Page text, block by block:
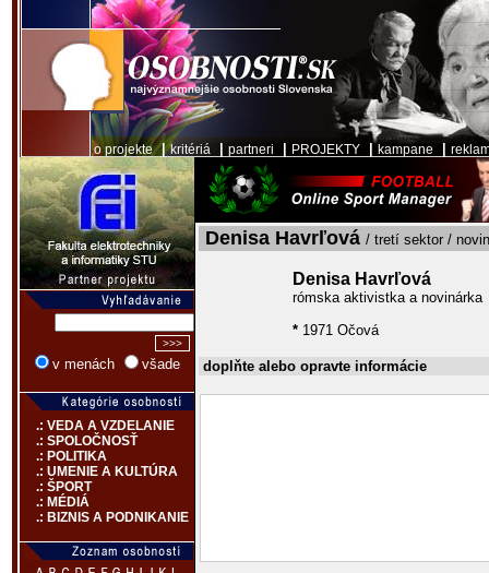
o projekte|kritériá partneri PROJEKTY kampane
v menách všade
.: VEDA A VZDELANIE
.: SPOLOČNOSŤ
.: POLITIKA
.: UMENIE A KULTÚRA
.: ŠPORT
.: MÉDIÁ
.: BIZNIS A PODNIKANIE
Denisa Havrľová / tretí sektor /
Denisa Havrľová
rómska aktivistka a novinárka
* 1971 Očová
doplňte alebo opravte informácie